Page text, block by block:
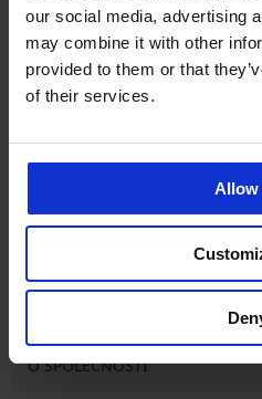
our social media, advertising
may combine it with other
provided to them or that
of their services.
Allow
Newsletter
Nenechte si ujít žádnou slevu.
O SPOLEČNOSTI